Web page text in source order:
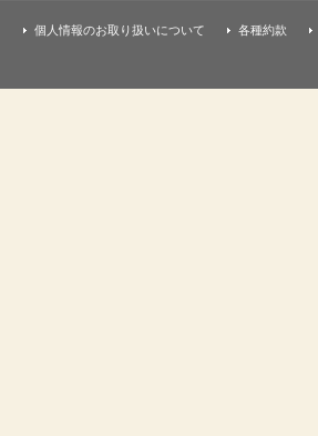
個人情報のお取り扱いについて 各種約款